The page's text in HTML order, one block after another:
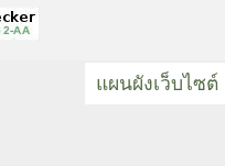
แผนผังเว็บไซต์